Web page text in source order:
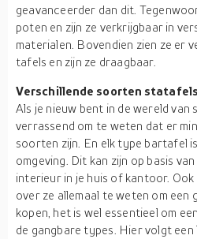
geavanceerder dan dit.
poten en zijn ze verkrijgbaar in
materialen. Bovendien zien ze er
tafels en zijn ze draagbaar.
Verschillende soorten statafels
Als je nieuw bent in de wereld van
verrassend om te weten dat er
soorten zijn. En elk type bartafel
omgeving. Dit kan zijn op basis
interieur in je huis of kantoor.
over ze allemaal te weten om
kopen, het is wel essentieel om
de gangbare types. Hier volgt een